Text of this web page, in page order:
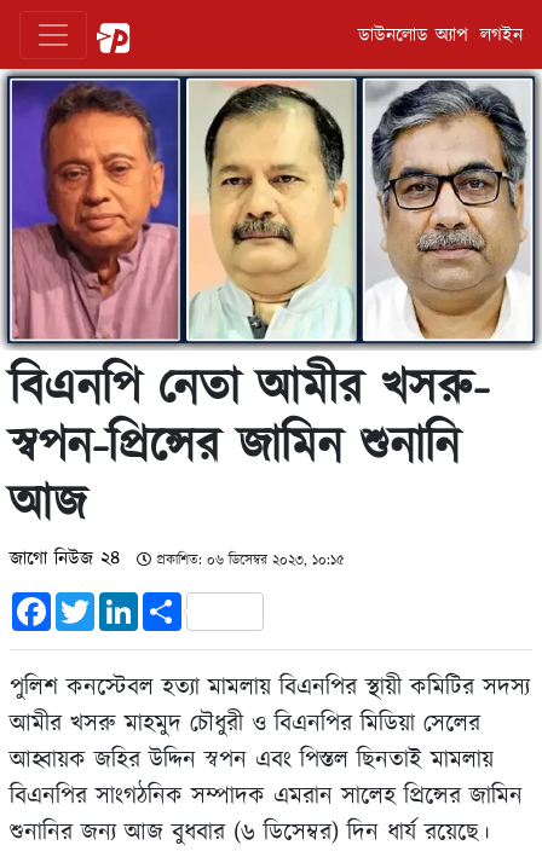
ডাউনলোড অ্যাপ লগইন
বিএনপি নেতা আমীর খসরু-
স্বপন-প্রিন্সের জামিন শুনানি
আজ
জাগো নিউজ ২৪ প্রকাশিত: ০৬ ডিসেম্বর ২০২৩, ১০:১৫
FacebookTwitterLinkedInShare
পুলিশ কনস্টেবল হত্যা মামলায় বিএনপির স্থায়ী কমিটির সদস্য
আমীর খসরু মাহমুদ চৌধুরী ও বিএনপির মিডিয়া সেলের
আহ্বায়ক জহির উদ্দিন স্বপন এবং পিস্তল ছিনতাই মামলায়
বিএনপির সাংগঠনিক সম্পাদক এমরান সালেহ প্রিন্সের জামিন
শুনানির জন্য আজ বুধবার (৬ ডিসেম্বর) দিন ধার্য রয়েছে।